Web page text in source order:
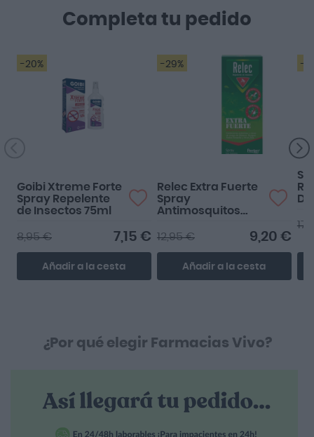
Completa tu pedido
-20%
Funciona perfecto!
Goibi Xtreme Forte
Spray Repelente
de Insectos 75ml
7,15 €
8,95 €
Añadir a la cesta
-29%
Muy bien
Relec Extra Fuerte
Spray
Antimosquitos
9,20 €
12,95 €
Añadir a la cesta
-
¿Por qué elegir Farmacias Vivo?